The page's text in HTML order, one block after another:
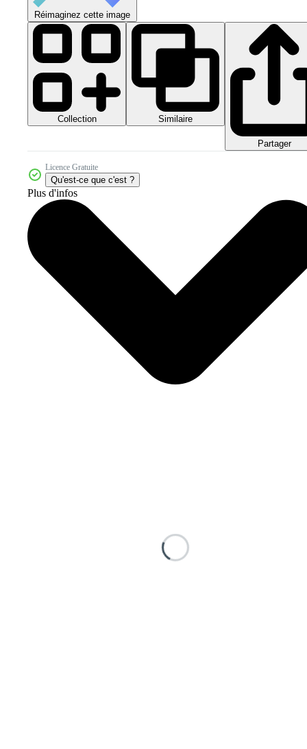
Réimaginez cette image
Collection Similaire
Partager
Licence Gratuite
Qu'est-ce que c'est ?
Plus d'infos